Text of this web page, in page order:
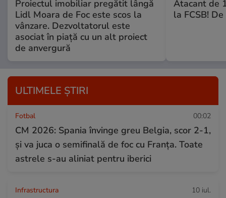
Proiectul imobiliar pregătit lângă
Lidl Moara de Foc este scos la
vânzare. Dezvoltatorul este
asociat în piață cu un alt proiect
de anvergură
Atacant de
la FCSB!
ULTIMELE ȘTIRI
Fotbal 00:02
CM 2026: Spania învinge greu Belgia, scor 2-1,
și va juca o semifinală de foc cu Franța. Toate
astrele s-au aliniat pentru iberici
Infrastructura 10 iul.